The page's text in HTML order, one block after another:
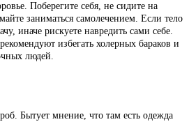
Поберегите себя, не сидите на
заниматься самолечением. Если тело
иначе рискуете навредить сами себе.
избегать холерных бараков и
людей.
Бытует мнение, что там есть одежда